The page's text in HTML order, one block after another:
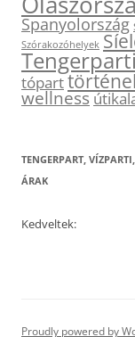
Spanyolország
Szórakozóhelyek
tópart
wellness
TENGERPART,
ÁRAK
Kedveltek:
Proudly powered by